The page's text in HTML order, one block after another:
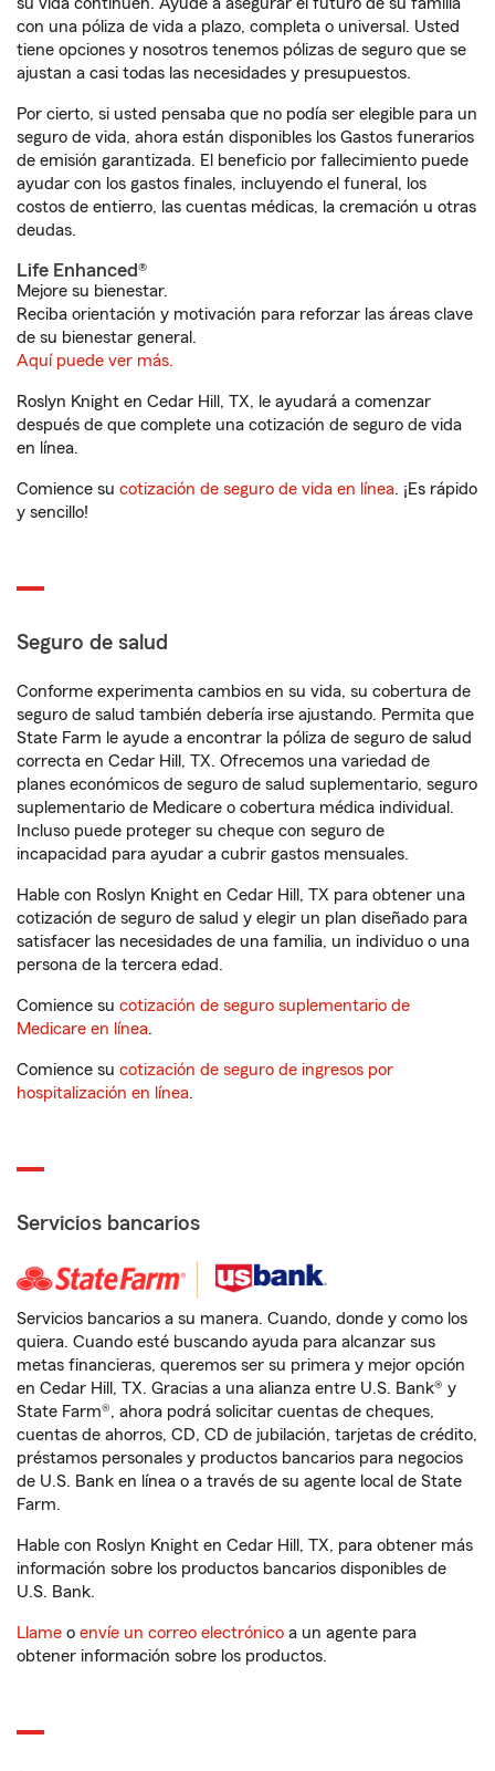
con una póliza de vida a plazo, completa o universal. Usted
tiene opciones y nosotros tenemos pólizas de seguro que se
ajustan a casi todas las necesidades y presupuestos.
Por cierto, si usted pensaba que no podía ser elegible para un
seguro de vida, ahora están disponibles los Gastos funerarios
de emisión garantizada. El beneficio por fallecimiento puede
ayudar con los gastos finales, incluyendo el funeral, los
costos de entierro, las cuentas médicas, la cremación u otras
deudas.
Life Enhanced®
Mejore su bienestar.
Reciba orientación y motivación para reforzar las áreas clave
de su bienestar general.
Aquí puede ver más.
Roslyn Knight en Cedar Hill, TX, le ayudará a comenzar
después de que complete una cotización de seguro de vida
en línea.
Comience su cotización de seguro de vida en línea. ¡Es rápido
y sencillo!
Seguro de salud
Conforme experimenta cambios en su vida, su cobertura de
seguro de salud también debería irse ajustando. Permita que
State Farm le ayude a encontrar la póliza de seguro de salud
correcta en Cedar Hill, TX. Ofrecemos una variedad de
planes económicos de seguro de salud suplementario, seguro
suplementario de Medicare o cobertura médica individual.
Incluso puede proteger su cheque con seguro de
incapacidad para ayudar a cubrir gastos mensuales.
Hable con Roslyn Knight en Cedar Hill, TX para obtener una
cotización de seguro de salud y elegir un plan diseñado para
satisfacer las necesidades de una familia, un individuo o una
persona de la tercera edad.
Comience su cotización de seguro suplementario de
Medicare en línea.
Comience su cotización de seguro de ingresos por
hospitalización en línea.
Servicios bancarios
Servicios bancarios a su manera. Cuando, donde y como los
quiera. Cuando esté buscando ayuda para alcanzar sus
metas financieras, queremos ser su primera y mejor opción
en Cedar Hill, TX. Gracias a una alianza entre U.S. Bank® y
State Farm®, ahora podrá solicitar cuentas de cheques,
cuentas de ahorros, CD, CD de jubilación, tarjetas de crédito,
préstamos personales y productos bancarios para negocios
de U.S. Bank en línea o a través de su agente local de State
Farm.
Hable con Roslyn Knight en Cedar Hill, TX, para obtener más
información sobre los productos bancarios disponibles de
U.S. Bank.
Llame o envíe un correo electrónico a un agente para
obtener información sobre los productos.